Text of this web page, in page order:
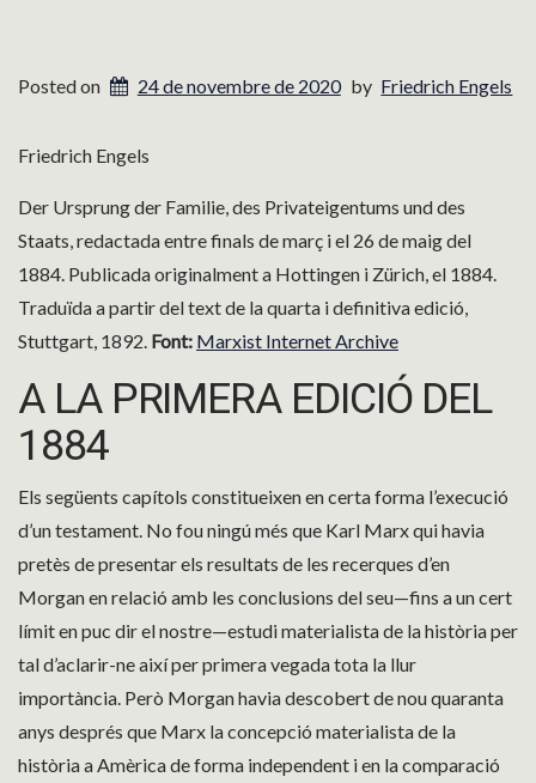
Posted on 24 de novembre de 2020 by Friedrich Engels
Friedrich Engels
Der Ursprung der Familie, des Privateigentums und des
Staats, redactada entre finals de març i el 26 de maig del
1884. Publicada originalment a Hottingen i Zürich, el 1884.
Traduïda a partir del text de la quarta i definitiva edició,
Stuttgart, 1892. Font: Marxist Internet Archive
A LA PRIMERA EDICIÓ DEL
1884
Els següents capítols constitueixen en certa forma l’execució
d’un testament. No fou ningú més que Karl Marx qui havia
pretès de presentar els resultats de les recerques d’en
Morgan en relació amb les conclusions del seu—fins a un cert
límit en puc dir el nostre—estudi materialista de la història per
tal d’aclarir-ne així per primera vegada tota la llur
importància. Però Morgan havia descobert de nou quaranta
anys després que Marx la concepció materialista de la
història a Amèrica de forma independent i en la comparació